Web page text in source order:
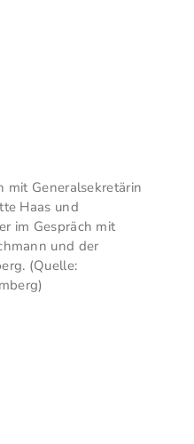
mit Generalsekretärin
Haas und
im Gespräch mit
und der
(Quelle: